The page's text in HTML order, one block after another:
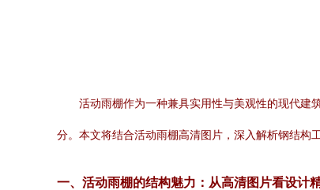
活动雨棚作为一种兼具实用性与美观性的现代建
分。本文将结合活动雨棚高清图片，深入解析钢结构
一、活动雨棚的结构魅力：从高清图片看设计